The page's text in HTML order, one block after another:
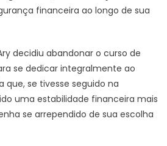
financeira ao longo de sua
decidiu abandonar o curso de
se dedicar integralmente ao
que, se tivesse seguido na
uma estabilidade financeira mais
se arrependido de sua escolha